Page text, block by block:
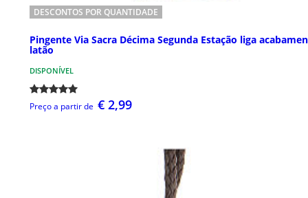
DESCONTOS POR QUANTIDADE
Pingente Via Sacra Décima Segunda Estação liga
latão
DISPONÍVEL
Preço a partir de € 2,99